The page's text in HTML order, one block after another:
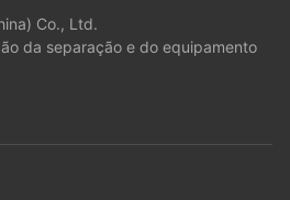
Co., Ltd.
da separação e do equipamento